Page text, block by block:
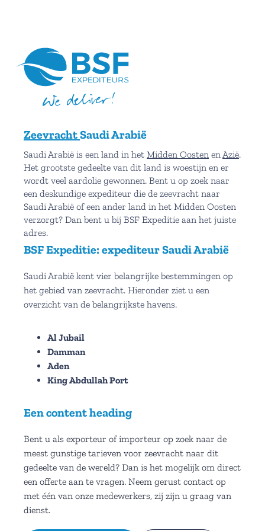
ZeevrachtSaudi Arabië
Saudi Arabië is een land in het Midden Oosten enAzië.
Het grootste gedeelte van dit land is woestijn en er
wordt veel aardolie gewonnen. Bent u op zoek naar
een deskundige expediteur die de zeevracht naar
Saudi Arabië of een ander land in het Midden Oosten
verzorgt? Dan bent u bij BSF Expeditie aan het juiste
adres.
BSF Expeditie: expediteur Saudi Arabië
Saudi Arabië kent vier belangrijke bestemmingen op
het gebied van zeevracht. Hieronder ziet u een
overzicht van de belangrijkste havens.
Al Jubail
Damman
Aden
King Abdullah Port
Een content heading
Bent u als exporteur of importeur op zoek naar de
meest gunstige tarieven voor zeevracht naar dit
gedeelte van de wereld? Dan is het mogelijk om direct
een offerte aan te vragen. Neem gerust contact op
met één van onze medewerkers, zij zijn u graag van
dienst.